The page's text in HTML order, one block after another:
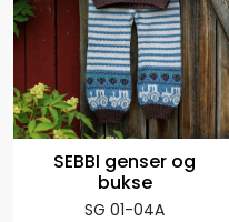
SEBBI genser og
bukse
SG 01-04A